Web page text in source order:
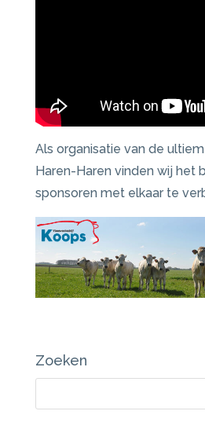
Als organisatie van de
Haren-Haren vinden wij het
sponsoren met elkaar te
Zoeken